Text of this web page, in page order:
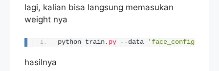
lagi, kalian bisa langsung memasukan
weight nya
python train. py --data
hasilnya